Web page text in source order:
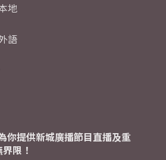
地
語
你提供新城廣播節目直播及重
限！